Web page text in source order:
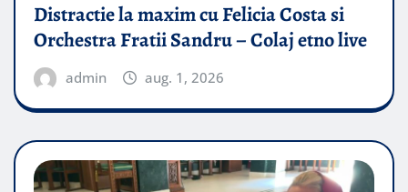
Distractie la maxim cu Felicia Costa si
Orchestra Fratii Sandru – Colaj etno live
admin aug. 1, 2026